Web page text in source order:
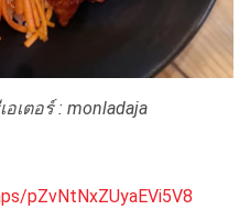
เตอร์ : monladaja
pZvNtNxZUyaEVi5V8